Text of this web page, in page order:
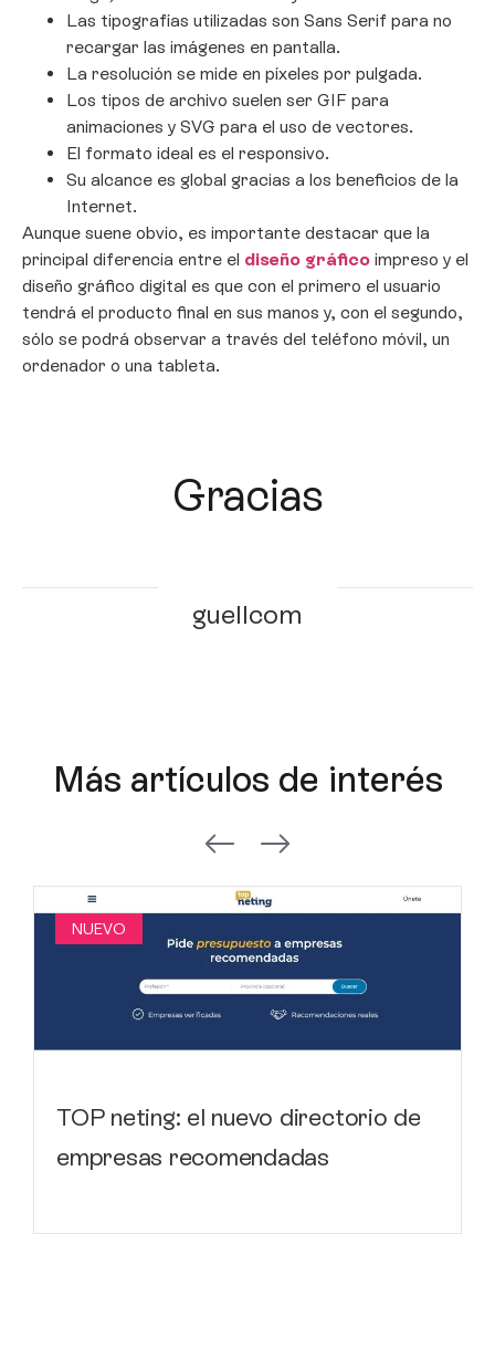
Las tipografías utilizadas son Sans Serif para no
recargar las imágenes en pantalla.
La resolución se mide en píxeles por pulgada.
Los tipos de archivo suelen ser GIF para
animaciones y SVG para el uso de vectores.
El formato ideal es el responsivo.
Su alcance es global gracias a los beneficios de la
Internet.
Aunque suene obvio, es importante destacar que la
principal diferencia entre el diseño gráfico impreso y el
diseño gráfico digital es que con el primero el usuario
tendrá el producto final en sus manos y, con el segundo,
sólo se podrá observar a través del teléfono móvil, un
ordenador o una tableta.
Gracias
guellcom
Más artículos de interés
NUEVO
TOP neting: el nuevo directorio de
empresas recomendadas